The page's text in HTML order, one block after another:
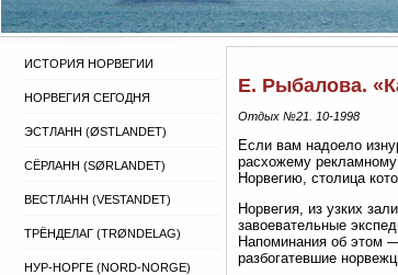
ИСТОРИЯ НОРВЕГИИ
НОРВЕГИЯ СЕГОДНЯ
ЭСТЛАНН (ØSTLANDET)
СЁРЛАНН (SØRLANDET)
ВЕСТЛАНН (VESTANDET)
ТРЁНДЕЛАГ (TRØNDELAG)
НУР-НОРГЕ (NORD-NORGE)
Е. Рыбалова.
Отдых №21. 10-1998
Если вам надоело
расхожему рекламному
Норвегию, столица
Норвегия, из узких
завоевательные
Напоминания об этом
разбогатевшие